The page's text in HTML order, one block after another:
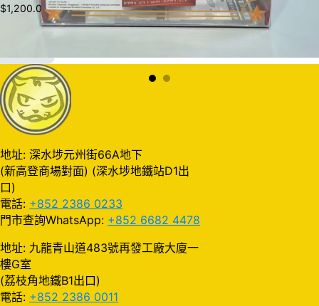
$1,200.0
地址: 深水埗元州街66A地下
(新高登商場對面) (深水埗地鐵站D1出
口)
電話: +852 2386 0233
門市查詢WhatsApp: +852 6682 4478
地址: 九龍青山道483號再發工廠大廈一
樓G室
(荔枝角地鐵B1出口)
電話: +852 2386 0011